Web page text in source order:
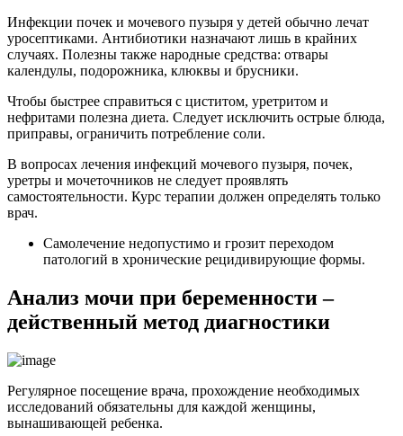
Инфекции почек и мочевого пузыря у детей обычно лечат
уросептиками. Антибиотики назначают лишь в крайних
случаях. Полезны также народные средства: отвары
календулы, подорожника, клюквы и брусники.
Чтобы быстрее справиться с циститом, уретритом и
нефритами полезна диета. Следует исключить острые блюда,
приправы, ограничить потребление соли.
В вопросах лечения инфекций мочевого пузыря, почек,
уретры и мочеточников не следует проявлять
самостоятельности. Курс терапии должен определять только
врач.
Самолечение недопустимо и грозит переходом
патологий в хронические рецидивирующие формы.
Анализ мочи при беременности –
действенный метод диагностики
Регулярное посещение врача, прохождение необходимых
исследований обязательны для каждой женщины,
вынашивающей ребенка.